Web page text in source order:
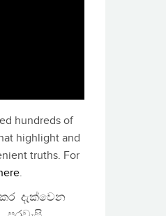
hundreds of
highlight and
truths. For
.
දැක්වෙන